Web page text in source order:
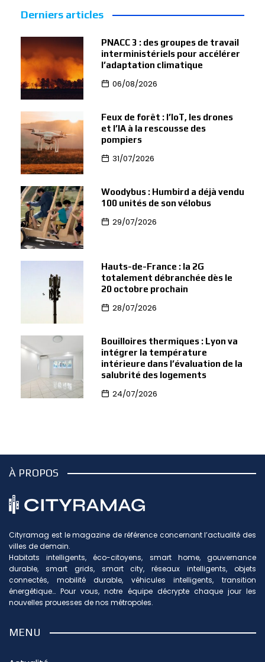
Derniers articles
PNACC 3 : des groupes de travail
interministériels pour accélérer
l’adaptation climatique
06/08/2026
Feux de forêt : l’IoT, les drones
et l’IA à la rescousse des
pompiers
31/07/2026
Woodybus : Humbird a déjà vendu
100 unités de son vélobus
29/07/2026
Hauts-de-France : la 2G
totalement débranchée dès le
20 octobre prochain
28/07/2026
Bouilloires thermiques : Lyon va
intégrer la température
intérieure dans l’évaluation de la
salubrité des logements
24/07/2026
À PROPOS
Cityramag est le magazine de référence concernant l’actualité des
villes de demain.
Habitats intelligents, éco-citoyens, smart home, gouvernance
durable, smart grids, smart city, réseaux intelligents, objets
connectés, mobilité durable, véhicules intelligents, transition
énergétique… Pour vous, notre équipe décrypte chaque jour les
nouvelles prouesses de nos métropoles.
MENU